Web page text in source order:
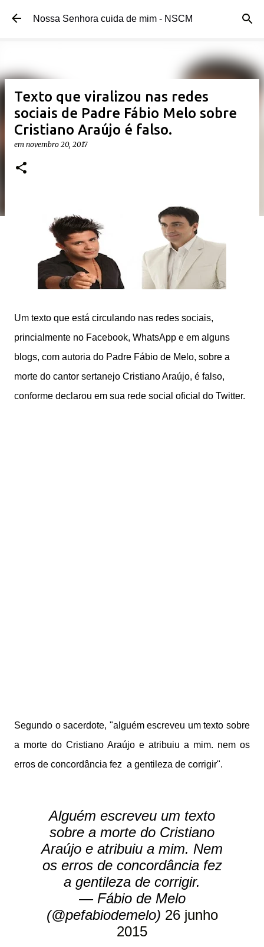
Pular para o conteúdo principal
Nossa Senhora cuida de mim - NSCM
Texto que viralizou nas redes
sociais de Padre Fábio Melo sobre
Cristiano Araújo é falso.
em novembro 20, 2017
Um texto que está circulando nas redes sociais,
princialmente no Facebook, WhatsApp e em alguns
blogs, com autoria do Padre Fábio de Melo, sobre a
morte do cantor sertanejo Cristiano Araújo, é falso,
conforme declarou em sua rede social oficial do Twitter.
Segundo o sacerdote, "alguém escreveu um texto sobre
a morte do Cristiano Araújo e atribuiu a mim. nem os
erros de concordância fez a gentileza de corrigir".
Alguém escreveu um texto
sobre a morte do Cristiano
Araújo e atribuiu a mim. Nem
os erros de concordância fez
a gentileza de corrigir.
— Fábio de Melo
(@pefabiodemelo) 26 junho
2015